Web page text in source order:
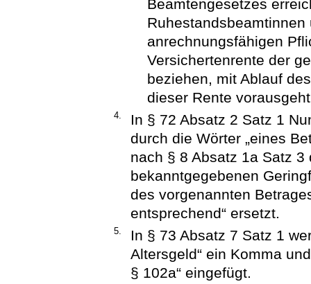
Beamtengesetzes
anrechnungsfähigen
Versichertenrente der
beziehen, mit Ablauf
dieser Rente
4.
In § 72 Absatz 2 Satz 1
durch die Wörter „eines
nach § 8 Absatz 1a Satz
bekanntgegebenen
des vorgenannten
entsprechend“ ersetzt.
5.
In § 73 Absatz 7 Satz 1
Altersgeld“ ein Komma
§ 102a“ eingefügt.